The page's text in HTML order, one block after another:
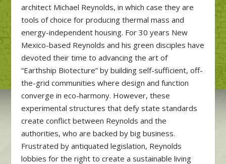
architect Michael Reynolds, in which case they are
tools of choice for producing thermal mass and
energy-independent housing. For 30 years New
Mexico-based Reynolds and his green disciples have
devoted their time to advancing the art of
“Earthship Biotecture” by building self-sufficient, off-
the-grid communities where design and function
converge in eco-harmony. However, these
experimental structures that defy state standards
create conflict between Reynolds and the
authorities, who are backed by big business.
Frustrated by antiquated legislation, Reynolds
lobbies for the right to create a sustainable living